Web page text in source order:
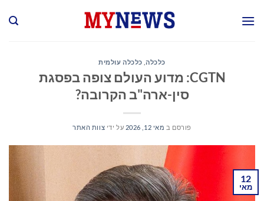
כלכלה, כלכלה עולמית
CGTN: מדוע העולם צופה בפסגת
סין-ארה"ב הקרובה?
פורסם ב מאי 12, 2026 על ידי צוות האתר
12
מאי